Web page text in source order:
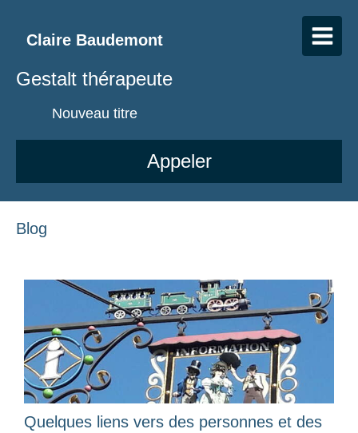
Claire Baudemont
Gestalt thérapeute
Nouveau titre
Appeler
Blog
Quelques liens vers des personnes et des